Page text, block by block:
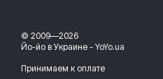
© 2009—2026
Йо-йо в Украине - YoYo.ua
Принимаем к оплате